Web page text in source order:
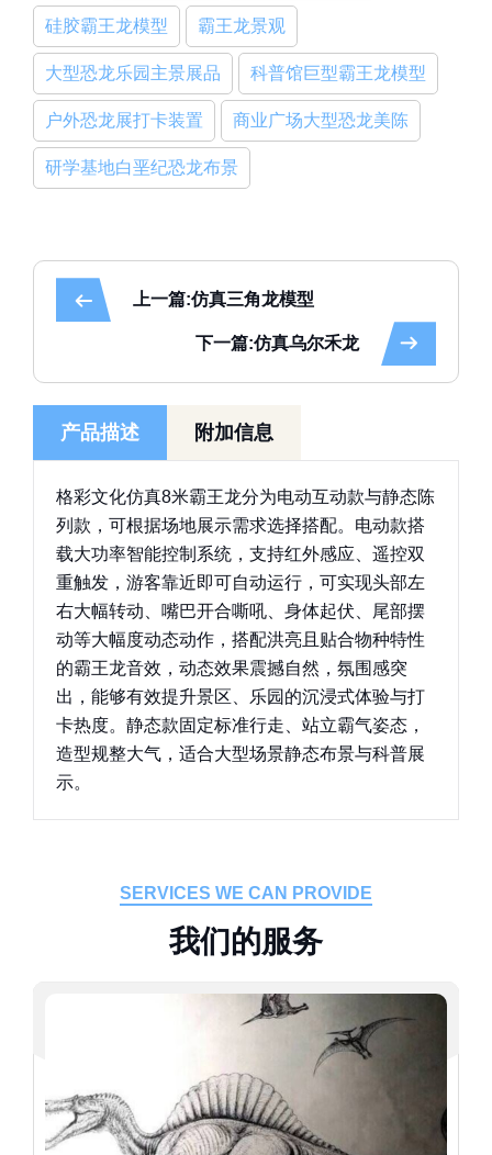
硅胶霸王龙模型 霸王龙景观
大型恐龙乐园主景展品 科普馆巨型霸王龙模型
户外恐龙展打卡装置 商业广场大型恐龙美陈
研学基地白垩纪恐龙布景
上一篇:仿真三角龙模型
下一篇:仿真乌尔禾龙
产品描述 附加信息
格彩文化仿真8米霸王龙分为电动互动款与静态陈
列款，可根据场地展示需求选择搭配。电动款搭
载大功率智能控制系统，支持红外感应、遥控双
重触发，游客靠近即可自动运行，可实现头部左
右大幅转动、嘴巴开合嘶吼、身体起伏、尾部摆
动等大幅度动态动作，搭配洪亮且贴合物种特性
的霸王龙音效，动态效果震撼自然，氛围感突
出，能够有效提升景区、乐园的沉浸式体验与打
卡热度。静态款固定标准行走、站立霸气姿态，
造型规整大气，适合大型场景静态布景与科普展
示。
SERVICES WE CAN PROVIDE
我们的服务